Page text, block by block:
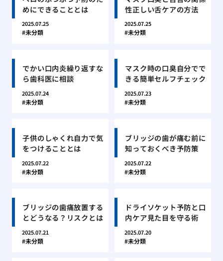
めにできることとは
2025.07.25
未分類
性正しい舌ケアの方法
2025.07.25
未分類
でかい口内炎繰り返すな
ら歯科医に相談
2025.07.24
未分類
マスク時の口臭自分でで
きる簡単セルフチェック
2025.07.23
未分類
子供のしゃくれ自力で気
をつけることとは
2025.07.22
未分類
ブリッジの歯が痛む前に
知っておくべき予防策
2025.07.22
未分類
ブリッジの歯痛放置する
とどうなる？リスクとは
2025.07.21
未分類
ドライソケット予防と口
内ケア見た目を守る術
2025.07.20
未分類